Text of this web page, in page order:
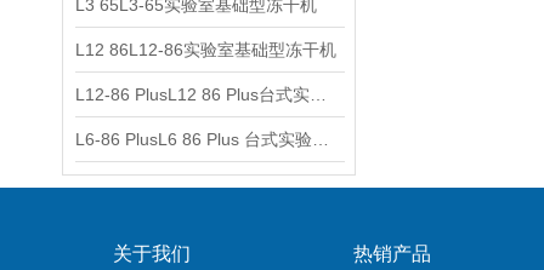
L3 65L3-65实验室基础型冻干机
L12 86L12-86实验室基础型冻干机
关于我们 热销产品